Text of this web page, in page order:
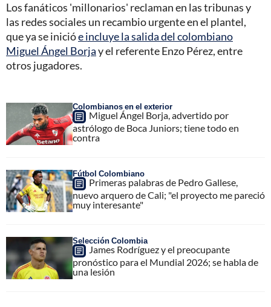
Los fanáticos 'millonarios' reclaman en las tribunas y
las redes sociales un recambio urgente en el plantel,
que ya se inicióe incluye la salida del colombiano
Miguel Ángel Borjay el referente Enzo Pérez, entre
otros jugadores.
Colombianos en el exterior
Miguel Ángel Borja, advertido por
astrólogo de Boca Juniors; tiene todo en
contra
Fútbol Colombiano
Primeras palabras de Pedro Gallese,
nuevo arquero de Cali; "el proyecto me pareció
muy interesante"
Selección Colombia
James Rodríguez y el preocupante
pronóstico para el Mundial 2026; se habla de
una lesión